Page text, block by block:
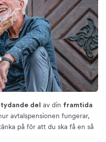
ej?
fungerar det
del av din framtida
avtalspensionen fungerar,
på för att du ska få en så